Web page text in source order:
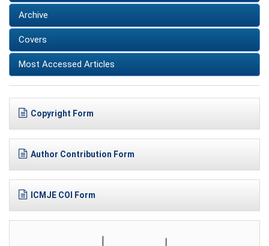
Archive
Covers
Most Accessed Articles
Copyright Form
Author Contribution Form
ICMJE COI Form